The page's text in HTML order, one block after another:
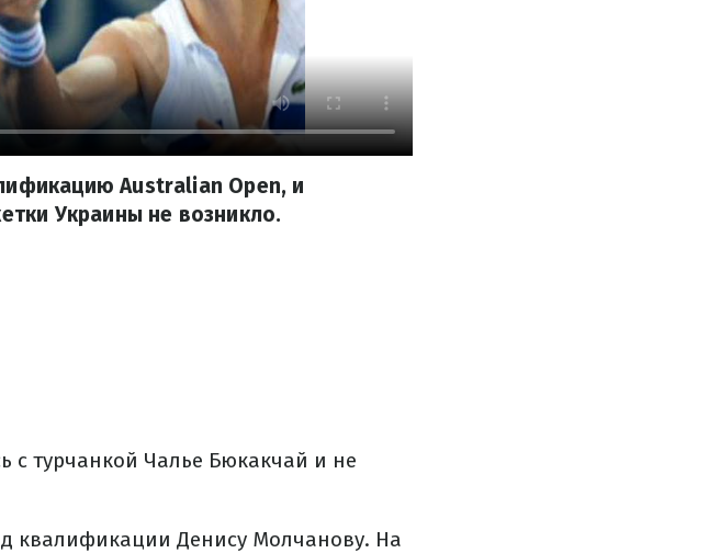
Australian Open, и
Украины не возникло.
турчанкой Чалье Бюкакчай и не
квалификации Денису Молчанову. На